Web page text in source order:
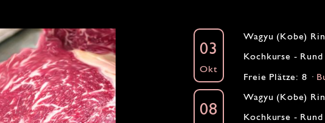
03
Okt
Wagyu (Kobe)
Kochkurse - Rund
Freie Plätze: 8 ·
08
Wagyu (Kobe)
Kochkurse - Rund